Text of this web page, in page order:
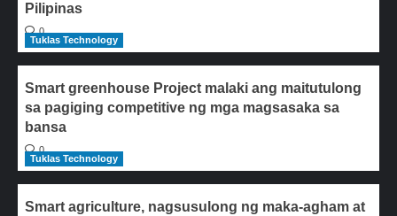
Pilipinas
0
Tuklas Technology
Smart greenhouse Project malaki ang maitutulong
sa pagiging competitive ng mga magsasaka sa
bansa
0
Tuklas Technology
Smart agriculture, nagsusulong ng maka-agham at